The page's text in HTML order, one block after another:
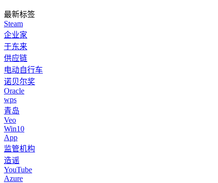
最新标签
Steam
企业家
于东来
供应链
电动自行车
诺贝尔奖
Oracle
wps
青岛
Veo
Win10
App
监管机构
造谣
YouTube
Azure